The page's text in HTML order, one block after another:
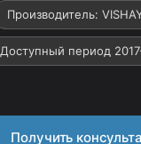
Производитель:
Доступный период
Получить